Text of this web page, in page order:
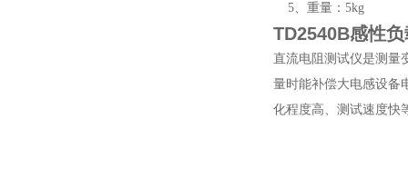
5、重量：5kg
TD2540B感性
直流电阻测试仪是测量
量时能补偿大电感设备
化程度高、测试速度快